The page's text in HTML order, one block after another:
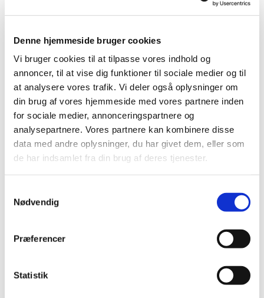
Denne hjemmeside bruger cookies
Vi bruger cookies til at tilpasse vores indhold og
annoncer, til at vise dig funktioner til sociale medier og til
at analysere vores trafik. Vi deler også oplysninger om
din brug af vores hjemmeside med vores partnere inden
for sociale medier, annonceringspartnere og
analysepartnere. Vores partnere kan kombinere disse
data med andre oplysninger, du har givet dem, eller som
de har indsamlet fra din brug af deres tjenester.
Nødvendig
Præferencer
Statistik
Lorem ipsum dolor sit amet, consectetur
incididunt ut labore et dolore magna aliqua.
Læs mere